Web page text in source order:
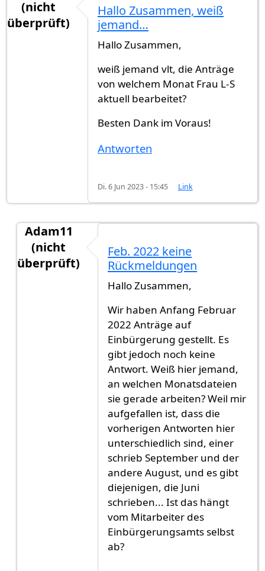
(nicht
überprüft)
Hallo Zusammen, weiß
jemand…
Hallo Zusammen,
weiß jemand vlt, die Anträge
von welchem Monat Frau L-S
aktuell bearbeitet?
Besten Dank im Voraus!
Antworten
Di. 6 Jun 2023 - 15:45 Link
Adam11
(nicht
überprüft)
Feb. 2022 keine
Rückmeldungen
Hallo Zusammen,
Wir haben Anfang Februar
2022 Anträge auf
Einbürgerung gestellt. Es
gibt jedoch noch keine
Antwort. Weiß hier jemand,
an welchen Monatsdateien
sie gerade arbeiten? Weil mir
aufgefallen ist, dass die
vorherigen Antworten hier
unterschiedlich sind, einer
schrieb September und der
andere August, und es gibt
diejenigen, die Juni
schrieben... Ist das hängt
vom Mitarbeiter des
Einbürgerungsamts selbst
ab?